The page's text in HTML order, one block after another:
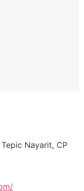
Nayarit, CP